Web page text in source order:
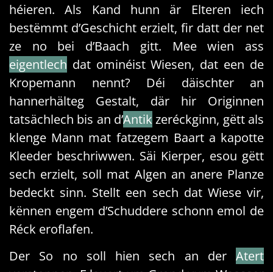
héieren. Als Kand hunn är Elteren iech
bestëmmt d’Geschicht erzielt, fir datt der net
ze no bei d’Baach gitt. Mee wien ass
eigentlech dat ominéist Wiesen, dat een de
Kropemann nennt? Déi däischter an
hannerhälteg Gestalt, där hir Originnen
tatsächlech bis an d’Antik zeréckginn, gëtt als
klenge Mann mat fatzegem Baart a kapotte
Kleeder beschriwwen. Säi Kierper, esou gëtt
sech erzielt, soll mat Algen an anere Planze
bedeckt sinn. Stellt een sech dat Wiese vir,
kënnen engem d’Schuddere schonn emol de
Réck eroflafen.
Der So no soll hien sech an der Atert